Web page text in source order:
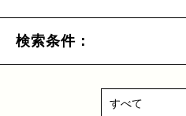
検索条件：
すべて